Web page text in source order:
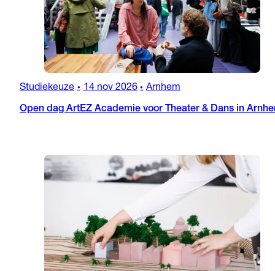
Studiekeuze • 14 nov 2026 • Arnhem
Open dag ArtEZ Academie voor Theater & Dans in